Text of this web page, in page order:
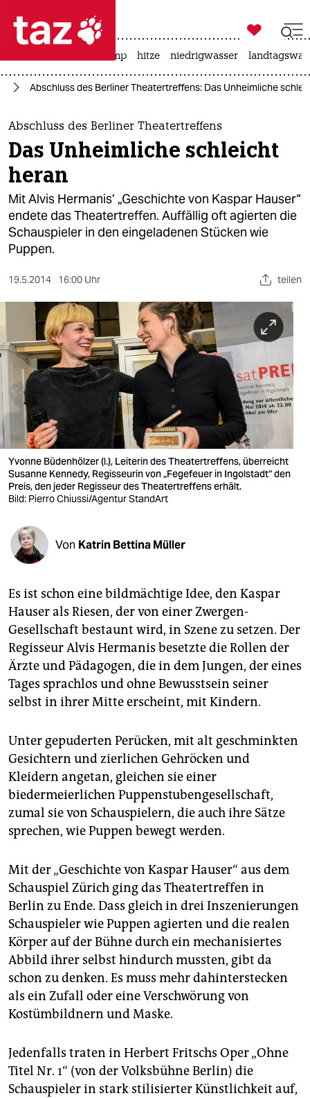
 taz zahl ich
taz zahl ich
themen
politik
öko
gesellschaft
kultur
sport
berlin
nord
wahrheit
verlag
verlag
veranstaltungen
shop
unterstützen
genossenschaft
epaper login

taz zahl ich
usa unter trump hitze niedrigwasser
Abschluss des Berliner Theatertreffens: Das Unheimliche
Abschluss des Berliner Theatertreffens
Das Unheimliche schleicht
heran
Mit Alvis Hermanis’ „Geschichte von Kaspar Hauser“
endete das Theatertreffen. Auffällig oft agierten die
Schauspieler in den eingeladenen Stücken wie
Puppen.
19.5.2014 16:00 Uhr teilen
Yvonne Büdenhölzer (l.), Leiterin des Theatertreffens, überreicht
Susanne Kennedy, Regisseurin von „Fegefeuer in Ingolstadt“ den
Preis, den jeder Regisseur des Theatertreffens erhält.
Bild: Pierro Chiussi/Agentur StandArt
Von Katrin Bettina Müller
Es ist schon eine bildmächtige Idee, den Kaspar
Hauser als Riesen, der von einer Zwergen-
Gesellschaft bestaunt wird, in Szene zu setzen. Der
Regisseur Alvis Hermanis besetzte die Rollen der
Ärzte und Pädagogen, die in dem Jungen, der eines
Tages sprachlos und ohne Bewusstsein seiner
selbst in ihrer Mitte erscheint, mit Kindern.
Unter gepuderten Perücken, mit alt geschminkten
Gesichtern und zierlichen Gehröcken und
Kleidern angetan, gleichen sie einer
biedermeierlichen Puppenstubengesellschaft,
zumal sie von Schauspielern, die auch ihre Sätze
sprechen, wie Puppen bewegt werden.
Mit der „Geschichte von Kaspar Hauser“ aus dem
Schauspiel Zürich ging das Theatertreffen in
Berlin zu Ende. Dass gleich in drei Inszenierungen
Schauspieler wie Puppen agierten und die realen
Körper auf der Bühne durch ein mechanisiertes
Abbild ihrer selbst hindurch mussten, gibt da
schon zu denken. Es muss mehr dahinterstecken
als ein Zufall oder eine Verschwörung von
Kostümbildnern und Maske.
Jedenfalls traten in Herbert Fritschs Oper „Ohne
Titel Nr. 1“ (von der Volksbühne Berlin) die
Schauspieler in stark stilisierter Künstlichkeit auf,